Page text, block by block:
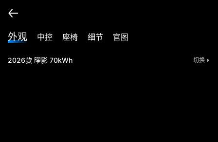
外观 中控 座椅 细节 官图
2026款 曜影 70kWh 切换